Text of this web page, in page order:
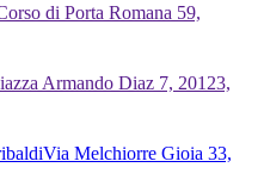
di Porta Romana 59,
Armando Diaz 7, 20123,
Via Melchiorre Gioia 33,